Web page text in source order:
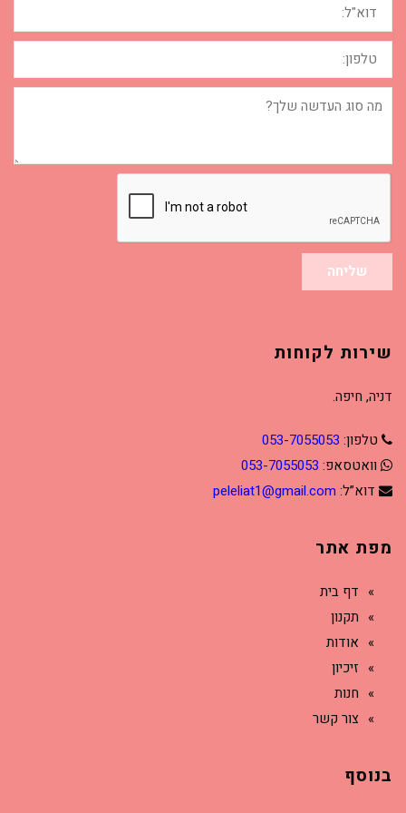
טלפון:
מה
סוג
שליחה
שירות לקוחות
דניה, חיפה.
טלפון: 053-7055053
וואטסאפ: 053-7055053
דוא”ל: peleliat1@gmail.com
מפת אתר
דף בית
תקנון
אודות
זיכיון
חנות
צור קשר
בנוסף